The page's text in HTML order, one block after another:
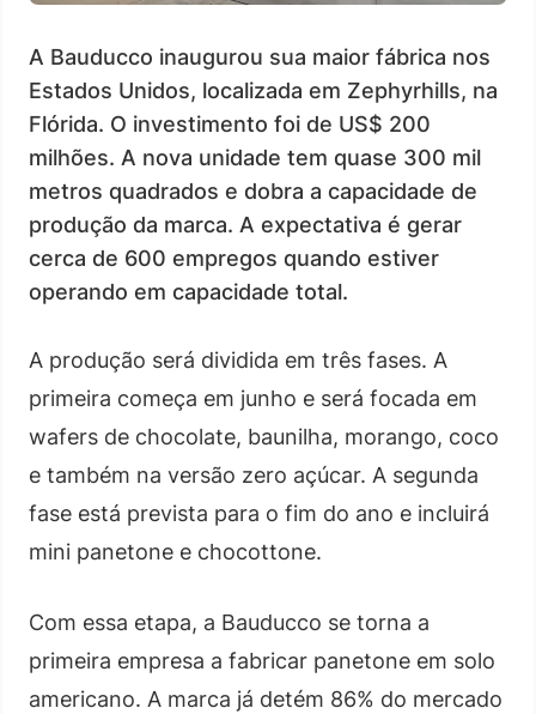
A Bauducco inaugurou sua maior fábrica nos
Estados Unidos, localizada em Zephyrhills, na
Flórida. O investimento foi de US$ 200
milhões. A nova unidade tem quase 300 mil
metros quadrados e dobra a capacidade de
produção da marca. A expectativa é gerar
cerca de 600 empregos quando estiver
operando em capacidade total.
A produção será dividida em três fases. A
primeira começa em junho e será focada em
wafers de chocolate, baunilha, morango, coco
e também na versão zero açúcar. A segunda
fase está prevista para o fim do ano e incluirá
mini panetone e chocottone.
Com essa etapa, a Bauducco se torna a
primeira empresa a fabricar panetone em solo
americano. A marca já detém 86% do mercado